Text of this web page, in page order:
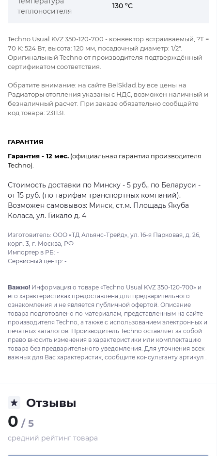
теплоносителя
130 °C
Techno Usual KVZ 350-120-700 - конвектор встраиваемый, ?Т =
70 K: 524 Вт, высота: 120 мм, посадочный диаметр: 1/2".
Оригинальный Techno от производителя подтверждённый
сертификатом соответствия.
Обратите внимание: на сайте BelSklad.by все цены на
Радиаторы отопления указаны с НДС, возможен наличный и
безналичный расчет. При заказе обязательно сообщайте
код товара: 231131.
ГАРАНТИЯ
Гарантия - 12 мес. (официальная гарантия производителя
Techno).
Стоимость доставки по Минску - 5 руб., по Беларуси -
от 15 руб. (по тарифам транспортных компаний).
Возможен самовывоз: Минск, ст.м. Площадь Якуба
Коласа, ул. Гикало д. 4
Изготовитель: ООО «ТД Альянс-Трейд», ул. 16-я Парковая, д. 26,
корп. 3, г. Москва, РФ
Импортер в РБ: -
Сервисный центр: -
Важно! Информация о товаре «Techno Usual KVZ 350-120-700» и
его характеристиках предоставлена для предварительного
ознакомления и не является публичной офертой. Описание
товара подготовлено по материалам, представленным на сайте
производителя Techno, а также с использованием электронных и
печатных каталогов. Производитель Techno оставляет за собой
право вносить изменения в характеристики или комплектацию
товара без предварительного уведомления. Для уточнения всех
важных для Вас характеристик, сообщите консультанту артикул .
Отзывы
0 / 5
средний рейтинг товара